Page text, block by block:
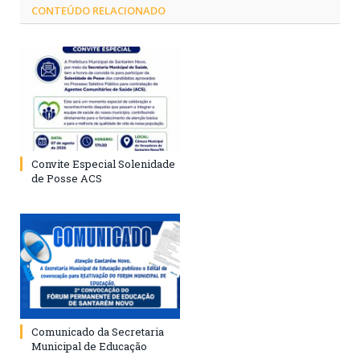
CONTEÚDO RELACIONADO
Convite Especial Solenidade
de Posse ACS
Comunicado da Secretaria
Municipal de Educação